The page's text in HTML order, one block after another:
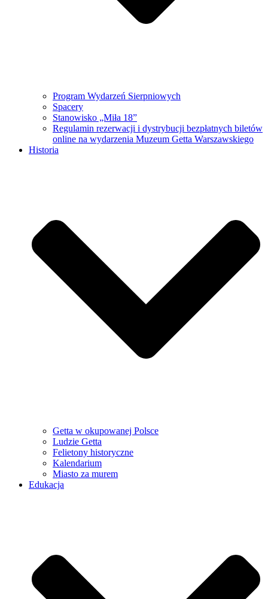
Program Wydarzeń Sierpniowych
Spacery
Stanowisko „Miła 18”
Regulamin rezerwacji i dystrybucji bezpłatnych biletów
online na wydarzenia Muzeum Getta Warszawskiego
Historia
Getta w okupowanej Polsce
Ludzie Getta
Felietony historyczne
Kalendarium
Miasto za murem
Edukacja